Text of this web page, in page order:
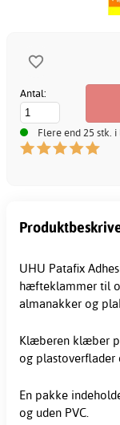
Antal:
Flere end 25 stk.
UHU Patafix
hæfteklammer til
almanakker og
Klæberen klæber
og plastoverflader
En pakke
og uden PVC.